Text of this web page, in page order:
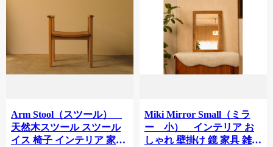
Arm Stool（スツール）
天然木スツール スツール
イス 椅子 インテリア 家具
Miki Mirror Small（ミラ
ー 小） インテリア お
しゃれ 壁掛け 鏡 家具 雑貨